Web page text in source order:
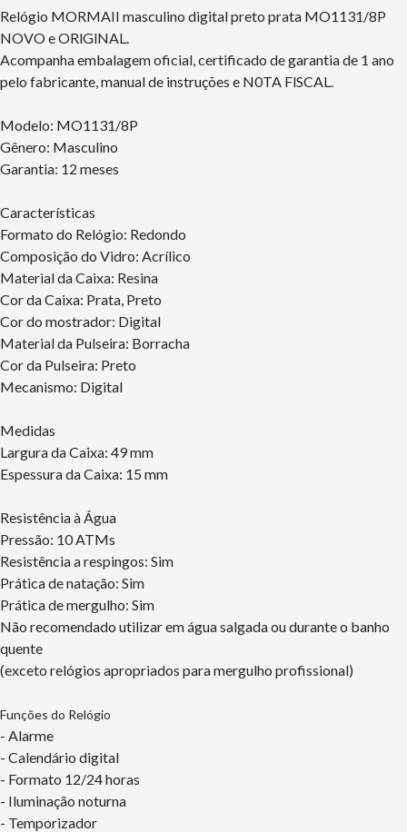
Relógio MORMAII masculino digital preto prata MO1131/8P
NOVO e ORlGlNAL.
Acompanha embalagem oficial, certificado de garantia de 1 ano
pelo fabricante, manual de instruções e N0TA FlSCAL.
Modelo: MO1131/8P
Gênero: Masculino
Garantia: 12 meses
Características
Formato do Relógio: Redondo
Composição do Vidro: Acrílico
Material da Caixa: Resina
Cor da Caixa: Prata, Preto
Cor do mostrador: Digital
Material da Pulseira: Borracha
Cor da Pulseira: Preto
Mecanismo: Digital
Medidas
Largura da Caixa: 49 mm
Espessura da Caixa: 15 mm
Resistência à Água
Pressão: 10 ATMs
Resistência a respingos: Sim
Prática de natação: Sim
Prática de mergulho: Sim
Não recomendado utilizar em água salgada ou durante o banho
quente
(exceto relógios apropriados para mergulho profissional)
Funções do Relógio
- Alarme
- Calendário digital
- Formato 12/24 horas
- Iluminação noturna
- Temporizador